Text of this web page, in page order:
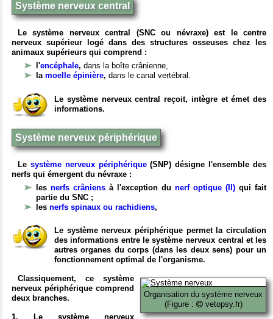
Système nerveux central
Le système nerveux central (SNC ou névraxe) est le centre
nerveux supérieur logé dans des structures osseuses chez les
animaux supérieurs qui comprend :
l'encéphale, dans la boîte crânienne,
la moelle épinière, dans le canal vertébral.
Le système nerveux central reçoit, intègre et émet des
informations.
Système nerveux périphérique
Le système nerveux périphérique(SNP) désigne l'ensemble des
nerfs qui émergent du névraxe :
les nerfs crâniens à l'exception du nerf optique (II) qui fait
partie du SNC ;
les nerfs spinaux ou rachidiens,
Le système nerveux périphérique permet la circulation
des informations entre le système nerveux central et les
autres organes du corps (dans les deux sens) pour un
fonctionnement optimal de l'organisme.
Organisation du système nerveux
(Figure :
vetopsy.fr)
Classiquement, ce système
nerveux périphérique comprend
deux branches.
1. Le système nerveux